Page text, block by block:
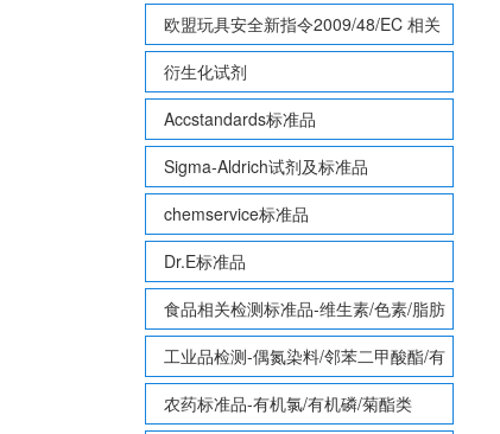
欧盟玩具安全新指令2009/48/EC 相关
致敏性香味剂标准品
衍生化试剂
Accstandards标准品
Sigma-Aldrich试剂及标准品
chemservice标准品
Dr.E标准品
食品相关检测标准品-维生素/色素/脂肪
酸甲酯等
工业品检测-偶氮染料/邻苯二甲酸酯/有
机锡/多溴联苯/多溴联苯醚/多氯联苯
农药标准品-有机氯/有机磷/菊酯类